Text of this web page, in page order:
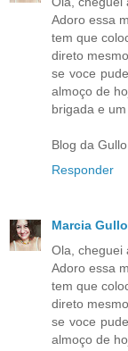
Adoro essa
tem que
direto
se voce
almoço de
brigada e
Blog da
Responder
Marcia
Ola, cheguei
Adoro essa
tem que
direto
se voce
almoço de